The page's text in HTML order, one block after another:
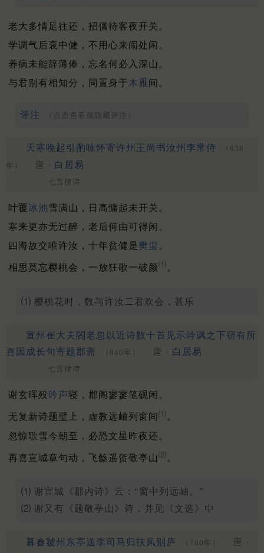
老大多情足往还，招僧待客夜开关。
学调气后衰中健，不用心来闹处闲。
养病未能辞薄俸，忘名何必入深山。
与君别有相知分，同置身于木雁间。
评注 （点击查看或隐藏评注）
天寒晚起引酌咏怀寄许州王尚书汝州李常侍
（838
年）
唐 · 白居易
七言律诗
叶覆冰池雪满山，日高慵起未开关。
寒来更亦无过醉，老后何由可得闲。
四海故交唯许汝，十年贫健是 樊蛮。
相思莫忘樱桃会，一放狂歌一破颜⑴。
⑴ 樱桃花时，数与许汝二君欢会，甚乐
宣州崔大夫閤老忽以近诗数十首见示吟讽之下窃有所
喜因成长句寄题郡斋
（840年） 唐 · 白居易
七言律诗
谢玄晖殁吟声寝，郡阁寥寥笔砚闲。
无复新诗题壁上，虚教远岫列窗间 ⑴。
忽惊歌雪今朝至，必恐文星昨夜还。
再喜宣城章句动，飞觞遥贺敬亭山 ⑵ 。
⑴ 谢宣城《郡内诗》云：“窗中列远岫。”
⑵ 谢又有《题敬亭山》诗，并见《文选》中
暮春虢州东亭送李司马归扶风别庐 （760年）
唐 ·